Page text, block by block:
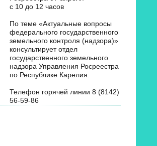
с 10 до 12 часов
По теме «Актуальные вопросы
федерального государственного
земельного контроля (надзора)»
консультирует отдел
государственного земельного
надзора Управления Росреестра
по Республике Карелия.
Телефон горячей линии 8 (8142)
56-59-86